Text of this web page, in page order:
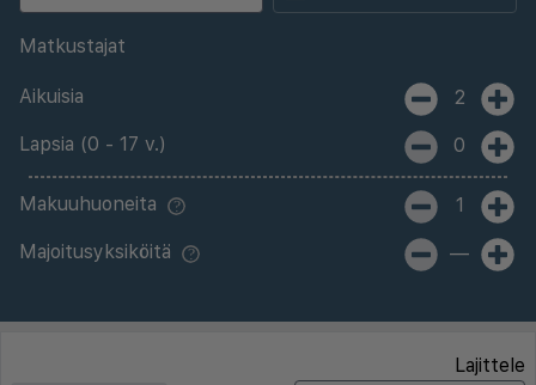
Matkustajat
Aikuisia 2
Lapsia (0 - 17 v.) 0
Makuuhuoneita 1
Majoitusyksiköitä —
Lajittele